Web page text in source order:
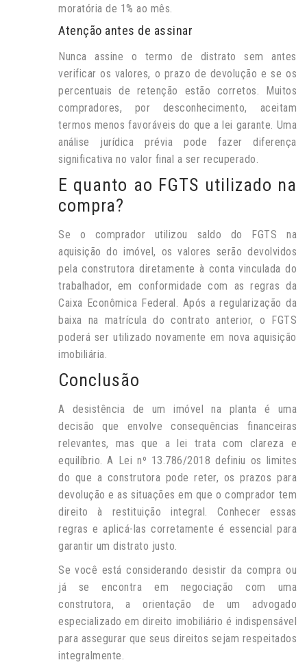
moratória de 1% ao mês.
Atenção antes de assinar
Nunca assine o termo de distrato sem antes
verificar os valores, o prazo de devolução e se os
percentuais de retenção estão corretos. Muitos
compradores, por desconhecimento, aceitam
termos menos favoráveis do que a lei garante. Uma
análise jurídica prévia pode fazer diferença
significativa no valor final a ser recuperado.
E quanto ao FGTS utilizado na
compra?
Se o comprador utilizou saldo do FGTS na
aquisição do imóvel, os valores serão devolvidos
pela construtora diretamente à conta vinculada do
trabalhador, em conformidade com as regras da
Caixa Econômica Federal. Após a regularização da
baixa na matrícula do contrato anterior, o FGTS
poderá ser utilizado novamente em nova aquisição
imobiliária.
Conclusão
A desistência de um imóvel na planta é uma
decisão que envolve consequências financeiras
relevantes, mas que a lei trata com clareza e
equilíbrio. A Lei nº 13.786/2018 definiu os limites
do que a construtora pode reter, os prazos para
devolução e as situações em que o comprador tem
direito à restituição integral. Conhecer essas
regras e aplicá-las corretamente é essencial para
garantir um distrato justo.
Se você está considerando desistir da compra ou
já se encontra em negociação com uma
construtora, a orientação de um advogado
especializado em direito imobiliário é indispensável
para assegurar que seus direitos sejam respeitados
integralmente.